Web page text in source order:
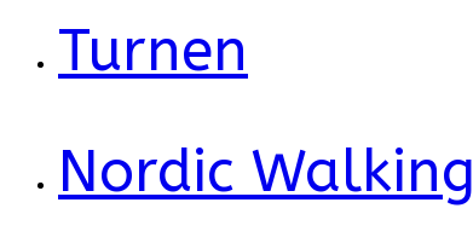
Turnen
Nordic Walking